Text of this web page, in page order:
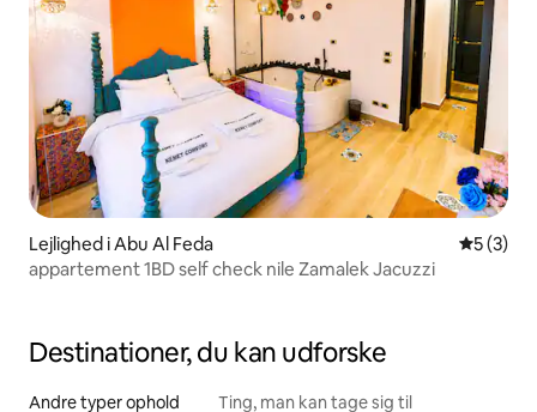
Lejlighed i Abu Al Feda 5 ud af 5
5 (3)
appartement 1BD self check nile Zamalek Jacuzzi
Destinationer, du kan udforske
Andre typer ophold Ting, man kan tage sig til